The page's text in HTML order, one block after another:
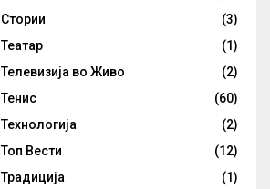
Стории
(3)
Театар
(1)
Телевизија во Живо
(2)
Тенис
(60)
Технологија
(2)
Топ Вести
(12)
Традиција
(1)